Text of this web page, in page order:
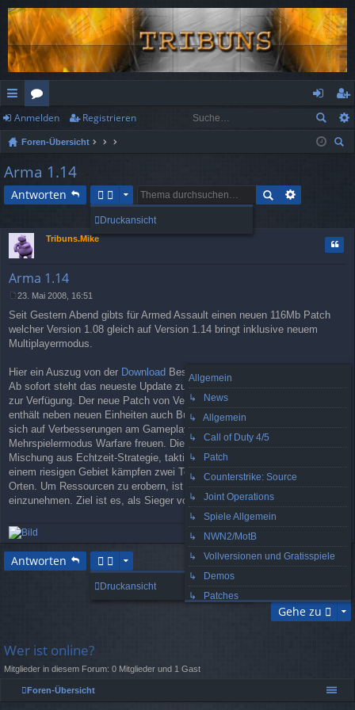
ch
ne
llz
ug
or
en
n
m
eg
ist
Anmelden Registrieren
Foren-Übersicht
Arma 1.14
Antworten
Druckansicht
Tribuns.Mike
Arma 1.14
Zitat
e
i
t
g
23. Mai 2008, 16:51
Seit Gestern Abend gibts für Armed Assault einen neuen 116Mb Patch
welcher Version 1.08 gleich auf Version 1.14 bringt inklusive neuem
Multiplayermodus.
Hier ein Auszug von der Download Beschreibung:
Ab sofort steht das neueste Update zum Taktik-Shooter Armed Assault
zur Verfügung. Der neue Patch von Version 1.08 auf den Stand 1.14
enthält neben neuen Einheiten auch Bugfixes. Darüber hinaus darf man
sich auf Verbesserungen am Gameplay sowie den neuen
Mehrspielermodus Warfare freuen. Dieser Multiplayermodus ist eine
Mischung aus Echtzeit-Strategie, taktischer Disziplin und Shooter. Auf
einem riesigen Gebiet kämpfen zwei Teams an den verschiedensten
Orten. Um Ressourcen zu erobern, ist es notwendig, Städte
einzunehmen. Ziel ist es, als Sieger vom Feld zu gehen.
ac
ob
Antworten
Druckansicht
1 Beitrag • Seite von1
Gehe zu
Allgemein
↳ News
↳ Allgemein
↳ Call of Duty 4/5
↳ Patch
↳ Counterstrike: Source
↳ Joint Operations
↳ Spiele Allgemein
↳ NWN2/MotB
↳ Vollversionen und Gratisspiele
↳ Demos
↳ Patches
↳ Software und IT-Sicherheit
Wer ist online?
Mitglieder in diesem Forum: 0 Mitglieder und 1 Gast
Foren-Übersicht